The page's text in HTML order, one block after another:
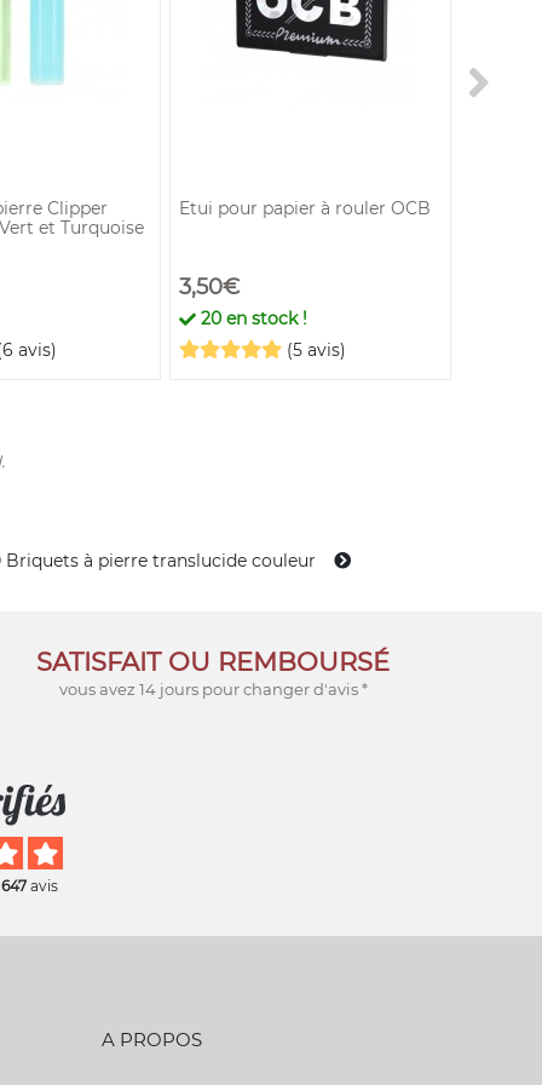
Clipper
et Turquoise
avis)
Etui pour papier à rouler OCB
3,50€
20en stock !
(5 avis)
Briquets à pierre translucide couleur
SATISFAIT OU REMBOURSÉ
vous avez 14 jours pour changer d'avis *
avis
A PROPOS